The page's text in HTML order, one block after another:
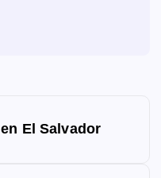
El Salvador